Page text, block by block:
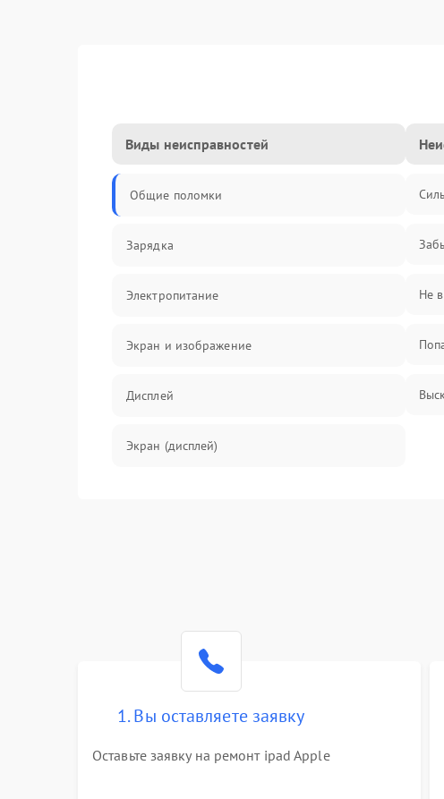
Виды неисправностей
Общие поломки
Зарядка
Электропитание
Экран и изображение
Дисплей
Экран (дисплей)
Влага и механические повреждения
Сеть и интернет
Не
1. Вы оставляете заявку
Оставьте заявку на ремонт ipad Apple